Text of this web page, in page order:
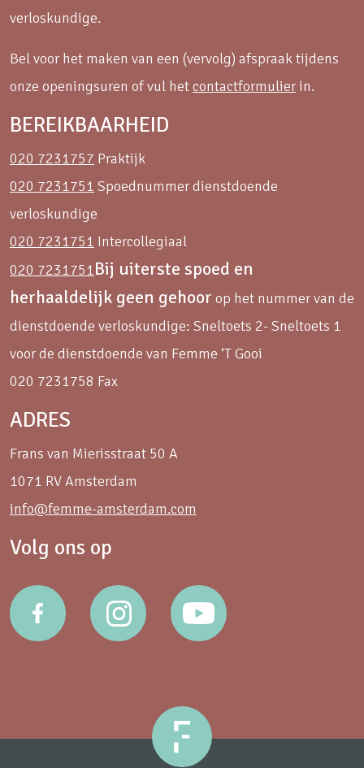
verloskundige.
Bel voor het maken van een (vervolg) afspraak tijdens
onze openingsuren of vul hetcontactformulier in.
BEREIKBAARHEID
020 7231757 Praktijk
020 7231751 Spoednummer dienstdoende
verloskundige
020 7231751 Intercollegiaal
020 7231751Bij uiterste spoed en
herhaaldelijk geen gehoor op het nummer van de
dienstdoende verloskundige: Sneltoets 2- Sneltoets 1
voor de dienstdoende van Femme ‘T Gooi
020 7231758 Fax
ADRES
Frans van Mierisstraat 50 A
1071 RV Amsterdam
info@femme-amsterdam.com
Volg ons op